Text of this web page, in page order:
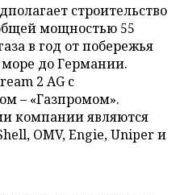
строительство
мощностью 55
в год от побережья
море до Германии.
2 AG с
– «Газпромом».
компании являются
OMV, Engie, Uniper и